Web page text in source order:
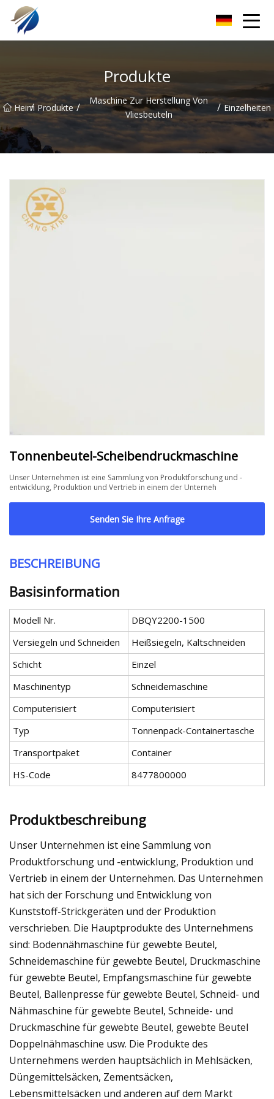
Produkte
Heim
/ Produkte /
Maschine Zur Herstellung Von
Vliesbeuteln
/ Einzelheiten
Tonnenbeutel-Scheibendruckmaschine
Unser Unternehmen ist eine Sammlung von Produktforschung und -
entwicklung, Produktion und Vertrieb in einem der Unterneh
Senden Sie Ihre Anfrage
BESCHREIBUNG
Basisinformation
Modell Nr.
DBQY2200-1500
Versiegeln und Schneiden
Heißsiegeln, Kaltschneiden
Schicht
Einzel
Maschinentyp
Schneidemaschine
Computerisiert
Computerisiert
Typ
Tonnenpack-Containertasche
Transportpaket
Container
HS-Code
8477800000
Produktbeschreibung
Unser Unternehmen ist eine Sammlung von
Produktforschung und -entwicklung, Produktion und
Vertrieb in einem der Unternehmen. Das Unternehmen
hat sich der Forschung und Entwicklung von
Kunststoff-Strickgeräten und der Produktion
verschrieben. Die Hauptprodukte des Unternehmens
sind: Bodennähmaschine für gewebte Beutel,
Schneidemaschine für gewebte Beutel, Druckmaschine
für gewebte Beutel, Empfangsmaschine für gewebte
Beutel, Ballenpresse für gewebte Beutel, Schneid- und
Nähmaschine für gewebte Beutel, Schneide- und
Druckmaschine für gewebte Beutel, gewebte Beutel
Doppelnähmaschine usw. Die Produkte des
Unternehmens werden hauptsächlich in Mehlsäcken,
Düngemittelsäcken, Zementsäcken,
Lebensmittelsäcken und anderen auf dem Markt